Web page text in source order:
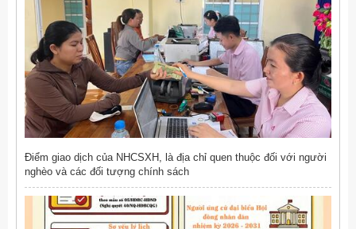
Điểm giao dịch của NHCSXH, là địa chỉ quen thuộc đối với người
nghèo và các đối tượng chính sách